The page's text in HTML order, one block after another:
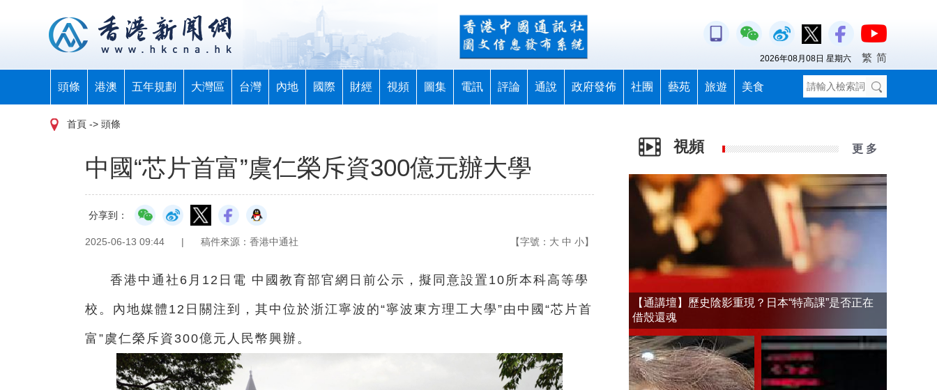
頭條 港澳 五年規劃 大灣區 台灣 內地 國際 財經 視頻 圖集 電訊 評論 通說 政府發佈 社團 藝苑 旅遊 美食
2026年08月08日 星期六 繁 简
首頁 -> 頭條
中國“芯片首富”虞仁榮斥資300億元辦大學
分享到：
2025-06-13 09:44 | 稿件來源：香港中通社 【字號： 大 中 小】
香港中通社6月12日電 中國教育部官網日前公示，擬同意設置10所本科高等學
校。內地媒體12日關注到，其中位於浙江寧波的“寧波東方理工大學”由中國“芯片首
富”虞仁榮斥資300億元人民幣興辦。
視頻 更 多
【通講壇】歷史陰影重現？日本“特高課”是否正在
借殼還魂